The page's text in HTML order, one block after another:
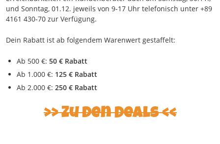
und Sonntag, 01.12. jeweils von 9-17 Uhr telefonisch unter +89
4161 430-70 zur Verfügung.
Dein Rabatt ist ab folgendem Warenwert gestaffelt:
Ab 500 €: 50 € Rabatt
Ab 1.000 €: 125 € Rabatt
Ab 2.000 €: 250 € Rabatt
Zu den Deals